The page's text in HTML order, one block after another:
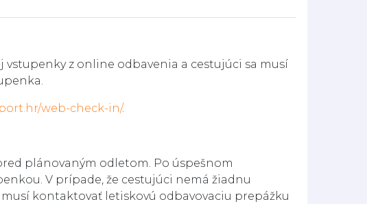
z online odbavenia a cestujúci sa musí
web-check-in/.
plánovaným odletom. Po úspešnom
V prípade, že cestujúci nemá žiadnu
kontaktovať letiskovú odbavovaciu prepážku